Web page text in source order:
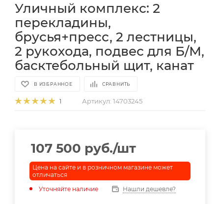
Уличный комплекс: 2
перекладины,
брусья+пресс, 2 лестницы,
2 рукохода, подвес для Б/М,
басктебольный щит, канат
В ИЗБРАННОЕ СРАВНИТЬ
1 Артикул: 14703245
107 500 руб./шт
Цена на сайте и в розничном магазине может
отличаться
Уточняйте наличие
Нашли дешевле?